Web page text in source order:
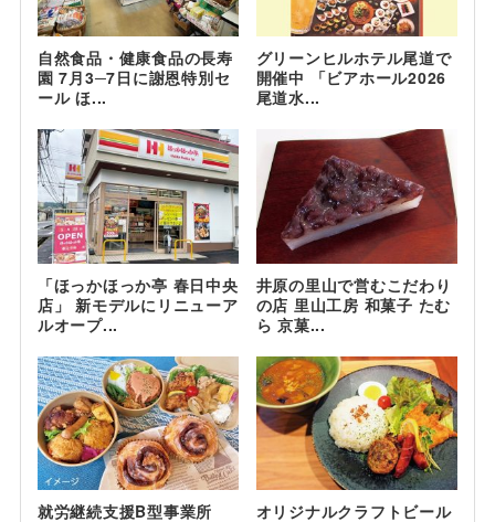
自然食品・健康食品の長寿
園 7月3─7日に謝恩特別セ
ール ほ...
グリーンヒルホテル尾道で
開催中 「ビアホール2026
尾道水...
「ほっかほっか亭 春日中央
店」 新モデルにリニューア
ルオープ...
井原の里山で営むこだわり
の店 里山工房 和菓子 たむ
ら 京菓...
就労継続支援B型事業所
オリジナルクラフトビール